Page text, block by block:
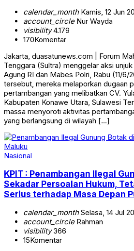
calendar_monthKamis, 12 Jun
account_circleNur Wayda
visibility4.179
170Komentar
Jakarta, duasatunews.com | Forum
Tenggara (Sultra) menggelar aksi
Agung RI dan Mabes Polri, Rabu (11/6/
tersebut, mereka melaporkan dugaan
pertambangan yang melibatkan CV.
Kabupaten Konawe Utara, Sulawesi
massa menyoroti aktivitas
yang berlangsung di wilayah […]
Nasional
KPIT : Penambangan Ilegal
Sekadar Persoalan Hukum,
Serius terhadap Masa Depan
calendar_monthSelasa, 14 Jul
account_circleRahman
visibility366
15Komentar